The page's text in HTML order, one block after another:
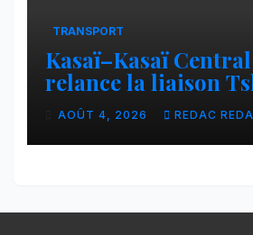
TRANSPORT
Kasaï–Kasaï
relance la liaison
Tshiamu pour
échanges
AOÛT 4, 2026 REDAC